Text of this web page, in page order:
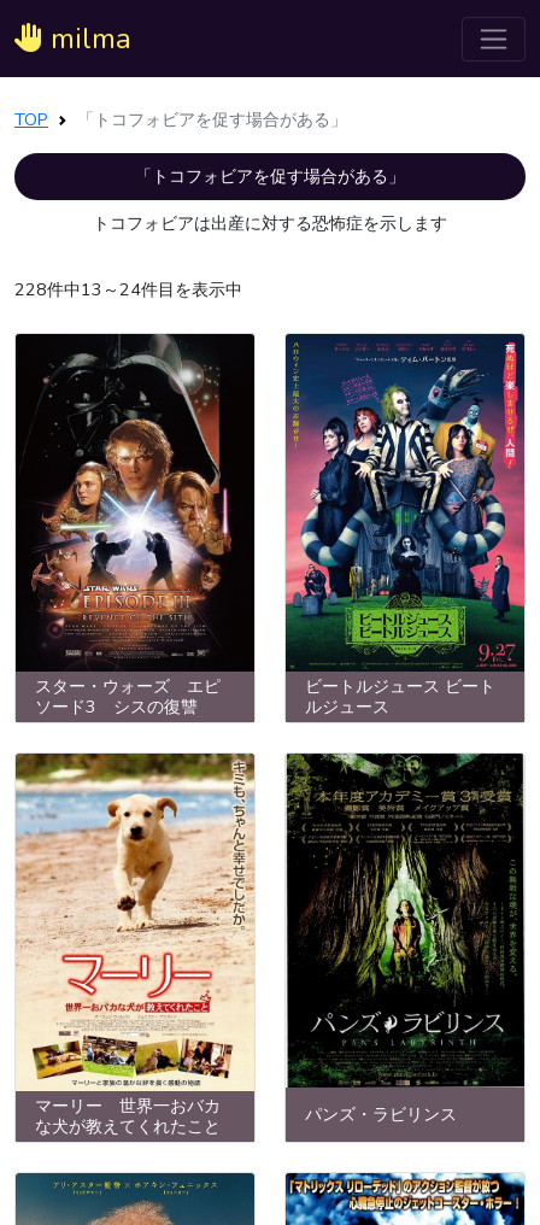
milma
TOP 「トコフォビアを促す場合がある」
「トコフォビアを促す場合がある」
トコフォビアは出産に対する恐怖症を示します
228件中13～24件目を表示中
スター・ウォーズ エピ
ソード3 シスの復讐
ビートルジュース ビート
ルジュース
マーリー 世界一おバカ
な犬が教えてくれたこと
パンズ・ラビリンス